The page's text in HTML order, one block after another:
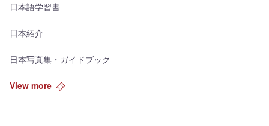
日本語学習書
日本紹介
日本写真集・ガイドブック
View more